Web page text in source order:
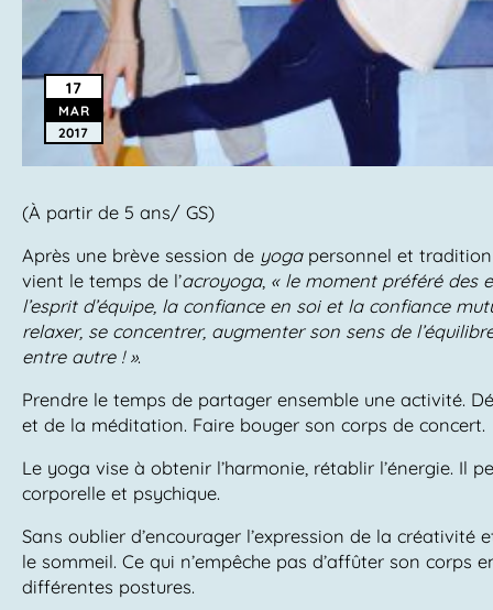
17
MAR
2017
(À partir de 5 ans/ GS)
Après une brève session de yoga personnel et
vient le temps de l’acroyoga, « le moment préféré des
l’esprit d’équipe, la confiance en soi et la confiance
relaxer, se concentrer, augmenter son sens de
entre autre ! ».
Prendre le temps de partager ensemble une activité.
et de la méditation. Faire bouger son corps de concert.
Le yoga vise à obtenir l’harmonie, rétablir l’énergie. Il
corporelle et psychique.
Sans oublier d’encourager l’expression de la
le sommeil. Ce qui n’empêche pas d’affûter son corps
différentes postures.